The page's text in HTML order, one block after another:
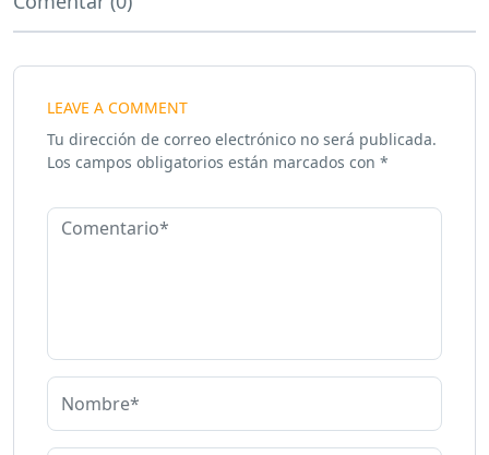
LEAVE A COMMENT
Tu dirección de correo electrónico no será publicada.
Los campos obligatorios están marcados con *